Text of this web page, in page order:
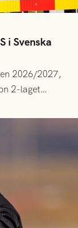
i Svenska
2026/2027,
2-laget
på plats!